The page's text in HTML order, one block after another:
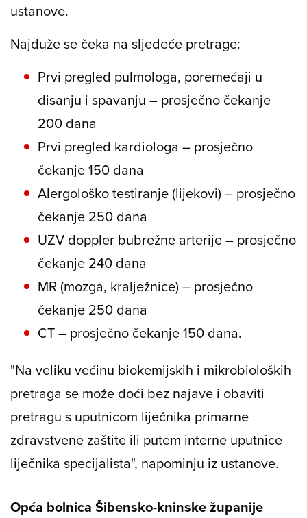
ustanove.
Najduže se čeka na sljedeće pretrage:
Prvi pregled pulmologa, poremećaji u
disanju i spavanju – prosječno čekanje
200 dana
Prvi pregled kardiologa – prosječno
čekanje 150 dana
Alergološko testiranje (lijekovi) – prosječno
čekanje 250 dana
UZV doppler bubrežne arterije – prosječno
čekanje 240 dana
MR (mozga, kralježnice) – prosječno
čekanje 250 dana
CT – prosječno čekanje 150 dana.
"Na veliku većinu biokemijskih i mikrobioloških
pretraga se može doći bez najave i obaviti
pretragu s uputnicom liječnika primarne
zdravstvene zaštite ili putem interne uputnice
liječnika specijalista", napominju iz ustanove.
Opća bolnica Šibensko-kninske županije